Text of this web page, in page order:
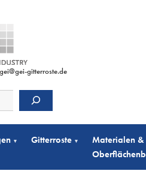
gei@gei-gitterroste.de
▾ Gitterroste ▾
Materialen &